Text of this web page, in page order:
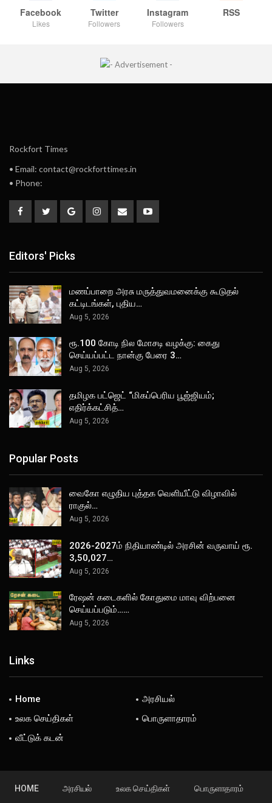
Facebook
Likes
Twitter
Followers
Instagram
Followers
RSS
Rockfort Times
• Email: contact@rockforttimes.in
• Phone:
Editors' Picks
மணப்பாறை அரசு மருத்துவமனைக்கு கூடுதல்
கட்டிடங்கள், புதிய…
Aug 5, 2026
ரூ.100 கோடி நில மோசடி வழக்கு: கைது
செய்யப்பட்ட நான்கு பேரை 3…
Aug 5, 2026
தமிழக பட்ஜெட் “மிகப்பெரிய பூஜ்ஜியம்;
எதிர்க்கட்சித்…
Aug 5, 2026
Popular Posts
வைகோ எழுதிய புத்தக வெளியீட்டு விழாவில்
ராகுல்…
Aug 5, 2026
2026-2027ம் நிதியாண்டில் அரசின் வருவாய் ரூ.
3,50,027…
Aug 5, 2026
ரேஷன் கடைகளில் கோதுமை மாவு விற்பனை
செய்யப்படும்……
Aug 5, 2026
Links
Home
அரசியல்
உலக செய்திகள்
பொருளாதாரம்
வீட்டுக் கடன்
HOME அரசியல் உலக செய்திகள் பொருளாதாரம்